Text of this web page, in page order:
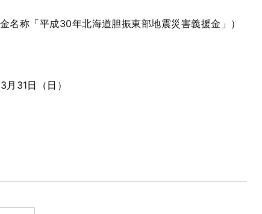
称「平成30年北海道胆振東部地震災害義援金」）
31日（日）